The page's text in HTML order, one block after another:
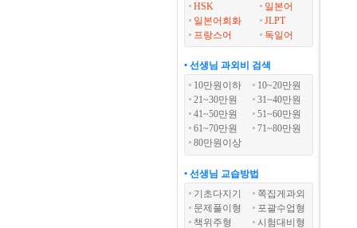
HSK
일본어
일본어회화
JLPT
프랑스어
독일어
• 선생님 과외비 검색
10만원이하
10~20만원
21~30만원
31~40만원
41~50만원
51~60만원
61~70만원
71~80만원
80만원이상
• 선생님 교습방법
기초다지기
쪽집게과외
문제풀이형
포괄수업형
책위주형
시험대비형